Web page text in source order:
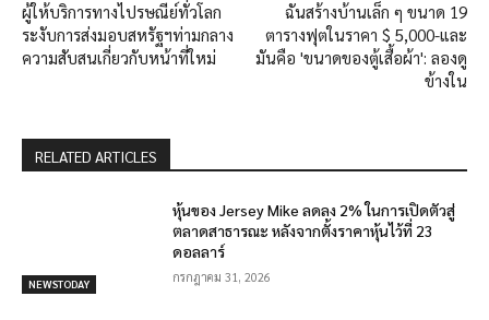
ผู้ให้บริการทางไปรษณีย์ทั่วโลก
ระงับการส่งมอบสหรัฐฯท่ามกลาง
ความสับสนเกี่ยวกับหน้าที่ใหม่
ฉันสร้างบ้านเล็ก ๆ ขนาด 19
ตารางฟุตในราคา $ 5,000-และ
มันคือ 'ขนาดของตู้เสื้อผ้า': ลองดู
ข้างใน
RELATED ARTICLES
NEWSTODAY
หุ้นของ Jersey Mike ลดลง 2% ในการเปิดตัวสู่
ตลาดสาธารณะ หลังจากตั้งราคาหุ้นไว้ที่ 23
ดอลลาร์
กรกฎาคม 31, 2026